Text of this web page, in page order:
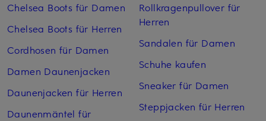
Chelsea Boots für Damen
Chelsea Boots für Herren
Cordhosen für Damen
Damen Daunenjacken
Daunenjacken für Herren
Daunenmäntel für
Rollkragenpullover für
Herren
Sandalen für Damen
Schuhe kaufen
Sneaker für Damen
Steppjacken für Herren